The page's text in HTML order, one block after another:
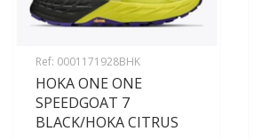
Ref: 0001171928BHK
HOKA ONE ONE
SPEEDGOAT 7
BLACK/HOKA CITRUS